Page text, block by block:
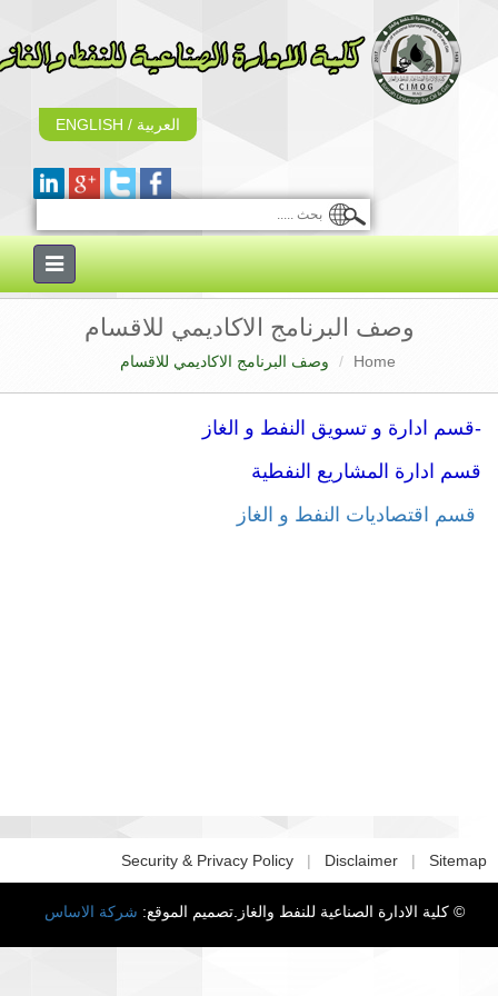
العربية/
ENGLISH
Toggle
وصف البرنامج الاكاديمي للاقسام
Home وصف البرنامج الاكاديمي للاقسام
-قسم ادارة و تسويق النفط و الغاز
قسم ادارة المشاريع النفطية
قسم اقتصاديات النفط و الغاز
Security & Privacy Policy | Disclaimer |
© كلية الادارة الصناعية للنفط والغاز.تصميم الموقع:شركة الاساس